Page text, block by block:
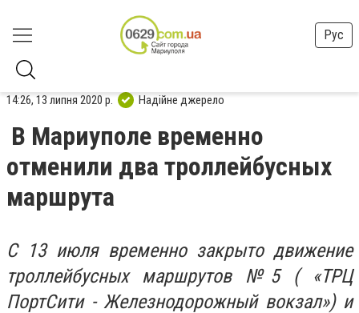
Рус
14:26, 13 липня 2020 р. Надійне джерело
В Мариуполе временно
отменили два троллейбусных
маршрута
С 13 июля временно закрыто движение
троллейбусных маршрутов №5 ( «ТРЦ
ПортСити - Железнодорожный вокзал») и